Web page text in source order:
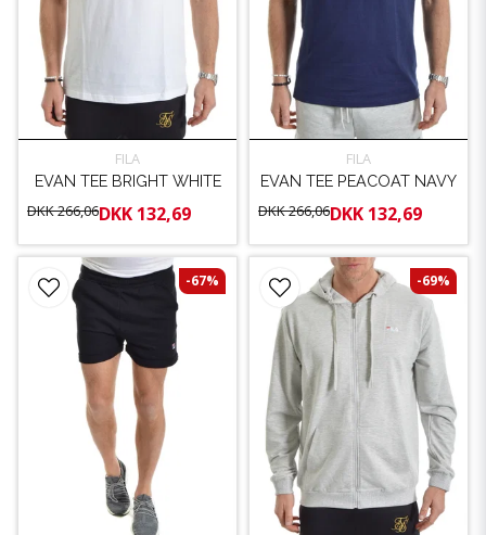
FILA
EVAN TEE BRIGHT WHITE
DKK 266,06DKK 132,69
FILA
EVAN TEE PEACOAT NAVY
DKK 266,06DKK 132,69
-67% -69%